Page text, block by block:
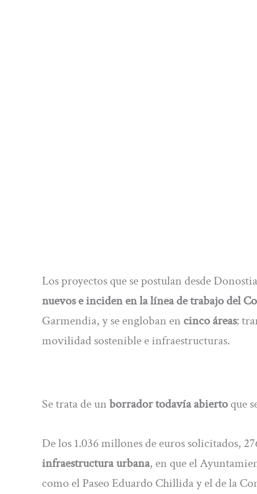
Los proyectos que se postulan desde
nuevos e inciden en la línea de trabajo del
Garmendia, y se engloban en cinco áreas:
movilidad sostenible e infraestructuras.
Se trata de unborrador todavía abiertoque
De los 1.036 millones de euros solicitados,
infraestructura urbana, en que el
como el Paseo Eduardo Chillida y el de la